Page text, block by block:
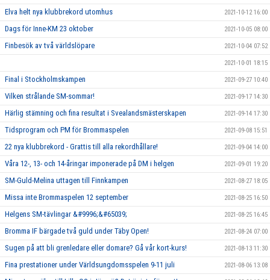
Elva helt nya klubbrekord utomhus 2021-10-12 16:00
Dags för Inne-KM 23 oktober 2021-10-05 08:00
Finbesök av två världslöpare 2021-10-04 07:52
2021-10-01 18:15
Final i Stockholmskampen 2021-09-27 10:40
Vilken strålande SM-sommar! 2021-09-17 14:30
Härlig stämning och fina resultat i Svealandsmästerskapen 2021-09-14 17:30
Tidsprogram och PM för Brommaspelen 2021-09-08 15:51
22 nya klubbrekord - Grattis till alla rekordhållare! 2021-09-04 14:00
Våra 12-, 13- och 14-åringar imponerade på DM i helgen 2021-09-01 19:20
SM-Guld-Melina uttagen till Finnkampen 2021-08-27 18:05
Missa inte Brommaspelen 12 september 2021-08-25 16:50
Helgens SM-tävlingar &#9996;&#65039; 2021-08-25 16:45
Bromma IF bärgade två guld under Täby Open! 2021-08-24 07:00
Sugen på att bli grenledare eller domare? Gå vår kort-kurs! 2021-08-13 11:30
Fina prestationer under Världsungdomsspelen 9-11 juli 2021-08-06 13:08